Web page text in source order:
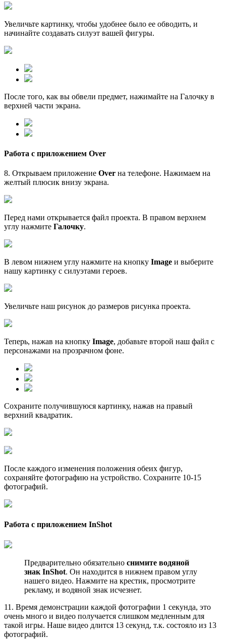
Увеличьте картинку, чтобы удобнее было ее обводить, и
начинайте создавать силуэт вашей фигуры.
После того, как вы обвели предмет, нажимайте на Галочку в
верхней части экрана.
Работа с приложением Over
8. Открываем приложение Over на телефоне. Нажимаем на
желтый плюсик внизу экрана.
Перед нами открывается файл проекта. В правом верхнем
углу нажмите Галочку.
В левом нижнем углу нажмите на кнопку Image и выберите
нашу картинку с силуэтами героев.
Увеличьте наш рисунок до размеров рисунка проекта.
Теперь, нажав на кнопку Image, добавьте второй наш файл с
персонажами на прозрачном фоне.
Сохраните получившуюся картинку, нажав на правый
верхний квадратик.
После каждого изменения положения обеих фигур,
сохраняйте фотографию на устройство. Сохраните 10-15
фотографий.
Работа с приложением InShot
Предварительно обязательно снимите водяной
знак InShot. Он находится в нижнем правом углу
нашего видео. Нажмите на крестик, просмотрите
рекламу, и водяной знак исчезнет.
11. Время демонстрации каждой фотографии 1 секунда, это
очень много и видео получается слишком медленным для
такой игры. Наше видео длится 13 секунд, т.к. состояло из 13
фотографий.